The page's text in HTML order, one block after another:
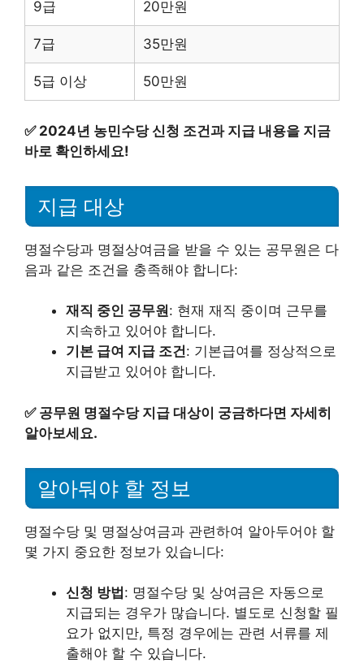
9급 20만원
7급 35만원
5급 이상 50만원
✅ 2024년 농민수당 신청 조건과 지급 내용을 지금
바로 확인하세요!
지급 대상
명절수당과 명절상여금을 받을 수 있는 공무원은 다
음과 같은 조건을 충족해야 합니다:
재직 중인 공무원: 현재 재직 중이며 근무를
지속하고 있어야 합니다.
기본 급여 지급 조건: 기본급여를 정상적으로
지급받고 있어야 합니다.
✅ 공무원 명절수당 지급 대상이 궁금하다면 자세히
알아보세요.
알아둬야 할 정보
명절수당 및 명절상여금과 관련하여 알아두어야 할
몇 가지 중요한 정보가 있습니다:
신청 방법 : 명절수당 및 상여금은 자동으로
지급되는 경우가 많습니다. 별도로 신청할 필
요가 없지만, 특정 경우에는 관련 서류를 제
출해야 할 수 있습니다.